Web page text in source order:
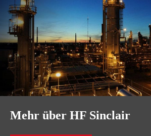
Mehr über HF Sinclair